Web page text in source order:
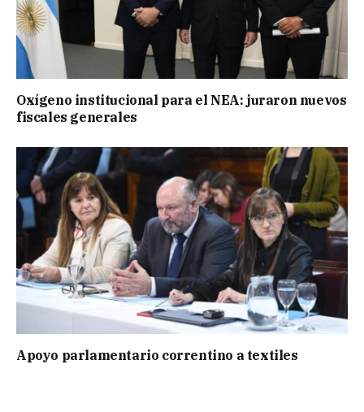
Oxígeno institucional para el NEA: juraron nuevos
fiscales generales
Apoyo parlamentario correntino a textiles